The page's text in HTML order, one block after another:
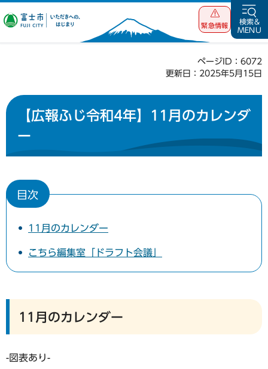
富士市 いただ
緊急情報
検索&
MENU
ページID：6072
更新日：2025年5月15日
【広報ふじ令和4年】11月のカレンダ
ー
目次
11月のカレンダー
こちら編集室「ドラフト会議」
11月のカレンダー
-図表あり-